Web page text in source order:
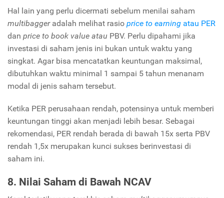
Hal lain yang perlu dicermati sebelum menilai saham
multibagger adalah melihat rasio price to earning atau PER
dan price to book value atau PBV. Perlu dipahami jika
investasi di saham jenis ini bukan untuk waktu yang
singkat. Agar bisa mencatatkan keuntungan maksimal,
dibutuhkan waktu minimal 1 sampai 5 tahun menanam
modal di jenis saham tersebut.
Ketika PER perusahaan rendah, potensinya untuk memberi
keuntungan tinggi akan menjadi lebih besar. Sebagai
rekomendasi, PER rendah berada di bawah 15x serta PBV
rendah 1,5x merupakan kunci sukses berinvestasi di
saham ini.
8. Nilai Saham di Bawah NCAV